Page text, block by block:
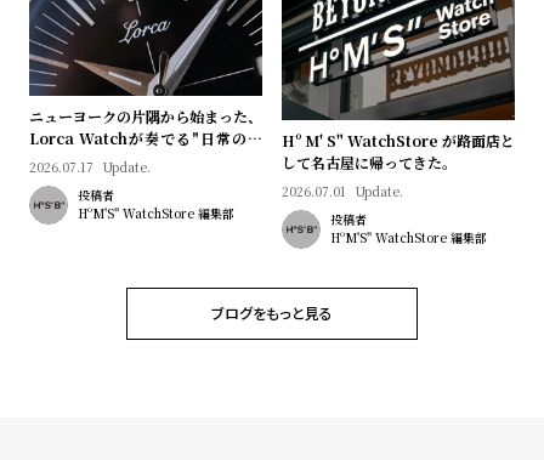
ニューヨークの片隅から始まった、
Lorca Watchが奏でる"日常のロ
マン"｜Brand Picks #08
2026.07.17 Update.
投稿者
HºM'S" WatchStore 編集部
Hº M' S" WatchStore が路面店と
して名古屋に帰ってきた。
2026.07.01 Update.
投稿者
HºM'S" WatchStore 編集部
ブログをもっと見る